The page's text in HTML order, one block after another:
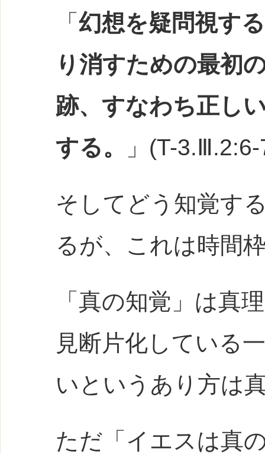
「 幻想を疑問視す
り消すための最初
跡、すなわち正し
する。
」(T-
そしてどう知覚す
るが、これは時間
「真の知覚」は真
見断片化している
いというあり方は
ただ「イエスは真